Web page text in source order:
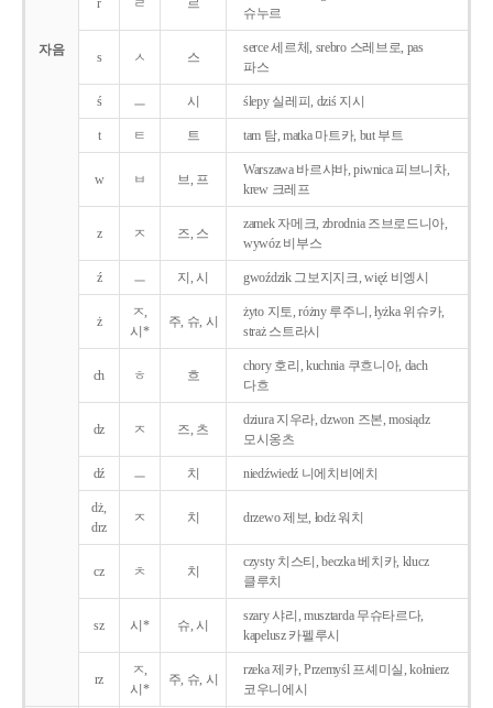
자음
r ㄹ 르
슈누르
s ㅅ 스
serce 세르체, srebro 스레브로, pas
파스
ś ㅡ 시 ślepy 실레피, dziś 지시
t ㅌ 트 tam 탐, matka 마트카, but 부트
w ㅂ 브, 프
Warszawa 바르샤바, piwnica 피브니차,
krew 크레프
z ㅈ 즈, 스
zamek 자메크, zbrodnia 즈브로드니아,
wywóz 비부스
ź ㅡ 지, 시 gwoździk 그보지지크, więź 비엥시
ż
ㅈ,
시*
주, 슈, 시
żyto 지토, różny 루주니, łyżka 위슈카,
straż 스트라시
ch ㅎ 흐
chory 호리, kuchnia 쿠흐니아, dach
다흐
dz ㅈ 즈, 츠
dziura 지우라, dzwon 즈본, mosiądz
모시옹츠
dź ㅡ 치 niedźwiedź 니에치비에치
dż,
drz
ㅈ 치 drzewo 제보, łodż 워치
cz ㅊ 치
czysty 치스티, beczka 베치카, klucz
클루치
sz 시* 슈, 시
szary 샤리, musztarda 무슈타르다,
kapelusz 카펠루시
rz
ㅈ,
시*
주, 슈, 시
rzeka 제카, Przemyśl 프셰미실, kołnierz
코우니에시